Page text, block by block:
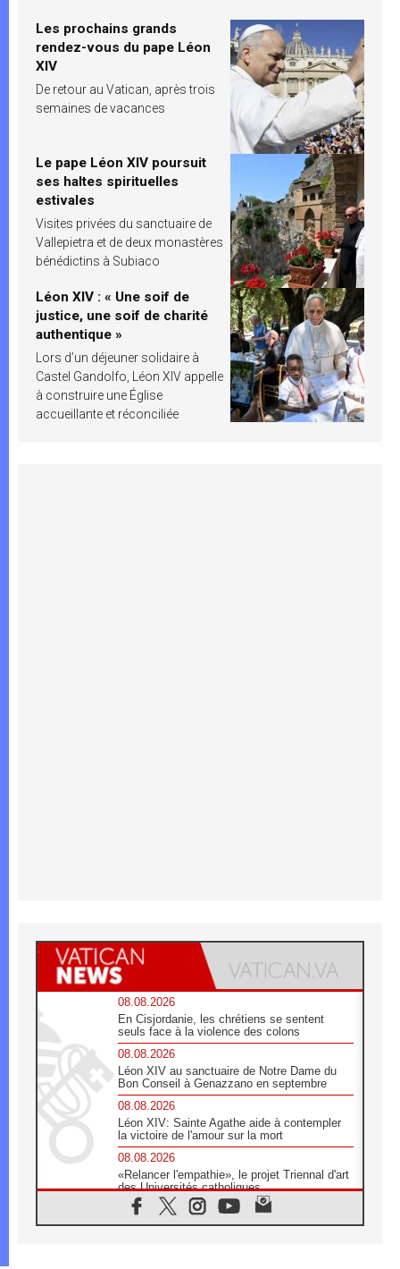
Les prochains grands
rendez-vous du pape Léon
XIV
De retour au Vatican, après trois
semaines de vacances
Le pape Léon XIV poursuit
ses haltes spirituelles
estivales
Visites privées du sanctuaire de
Vallepietra et de deux monastères
bénédictins à Subiaco
Léon XIV : « Une soif de
justice, une soif de charité
authentique »
Lors d’un déjeuner solidaire à
Castel Gandolfo, Léon XIV appelle
à construire une Église
accueillante et réconciliée
08.08.2026
En Cisjordanie, les chrétiens se sentent
seuls face à la violence des colons
08.08.2026
Léon XIV au sanctuaire de Notre Dame du
Bon Conseil à Genazzano en septembre
08.08.2026
Léon XIV: Sainte Agathe aide à contempler
la victoire de l'amour sur la mort
08.08.2026
«Relancer l'empathie», le projet Triennal d'art
des Universités catholiques
08.08.2026
Signis 2026, donner la parole aux religieuses